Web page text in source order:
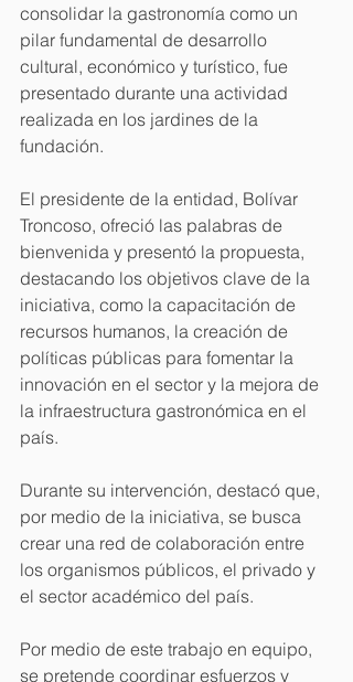
consolidar la gastronomía como un
pilar fundamental de desarrollo
cultural, económico y turístico, fue
presentado durante una actividad
realizada en los jardines de la
fundación.
El presidente de la entidad, Bolívar
Troncoso, ofreció las palabras de
bienvenida y presentó la propuesta,
destacando los objetivos clave de la
iniciativa, como la capacitación de
recursos humanos, la creación de
políticas públicas para fomentar la
innovación en el sector y la mejora de
la infraestructura gastronómica en el
país.
Durante su intervención, destacó que,
por medio de la iniciativa, se busca
crear una red de colaboración entre
los organismos públicos, el privado y
el sector académico del país.
Por medio de este trabajo en equipo,
se pretende coordinar esfuerzos y